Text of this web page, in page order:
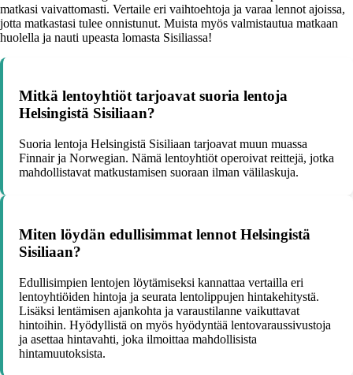
matkasi vaivattomasti. Vertaile eri vaihtoehtoja ja varaa lennot ajoissa,
jotta matkastasi tulee onnistunut. Muista myös valmistautua matkaan
huolella ja nauti upeasta lomasta Sisiliassa!
Mitkä lentoyhtiöt tarjoavat suoria lentoja
Helsingistä Sisiliaan?
Suoria lentoja Helsingistä Sisiliaan tarjoavat muun muassa
Finnair ja Norwegian. Nämä lentoyhtiöt operoivat reittejä, jotka
mahdollistavat matkustamisen suoraan ilman välilaskuja.
Miten löydän edullisimmat lennot Helsingistä
Sisiliaan?
Edullisimpien lentojen löytämiseksi kannattaa vertailla eri
lentoyhtiöiden hintoja ja seurata lentolippujen hintakehitystä.
Lisäksi lentämisen ajankohta ja varaustilanne vaikuttavat
hintoihin. Hyödyllistä on myös hyödyntää lentovaraussivustoja
ja asettaa hintavahti, joka ilmoittaa mahdollisista
hintamuutoksista.